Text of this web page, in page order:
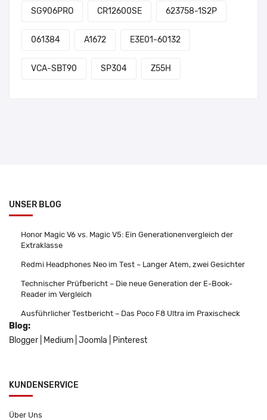
SG906PRO CR12600SE 623758-1S2P
061384 A1672 E3E01-60132
VCA-SBT90 SP304 Z55H
UNSER BLOG
Honor Magic V6 vs. Magic V5: Ein Generationenvergleich der
Extraklasse
Redmi Headphones Neo im Test – Langer Atem, zwei Gesichter
Technischer Prüfbericht – Die neue Generation der E-Book-
Reader im Vergleich
Ausführlicher Testbericht – Das Poco F8 Ultra im Praxischeck
Blog:
Blogger
Medium Joomla Pinterest
KUNDENSERVICE
Über Uns